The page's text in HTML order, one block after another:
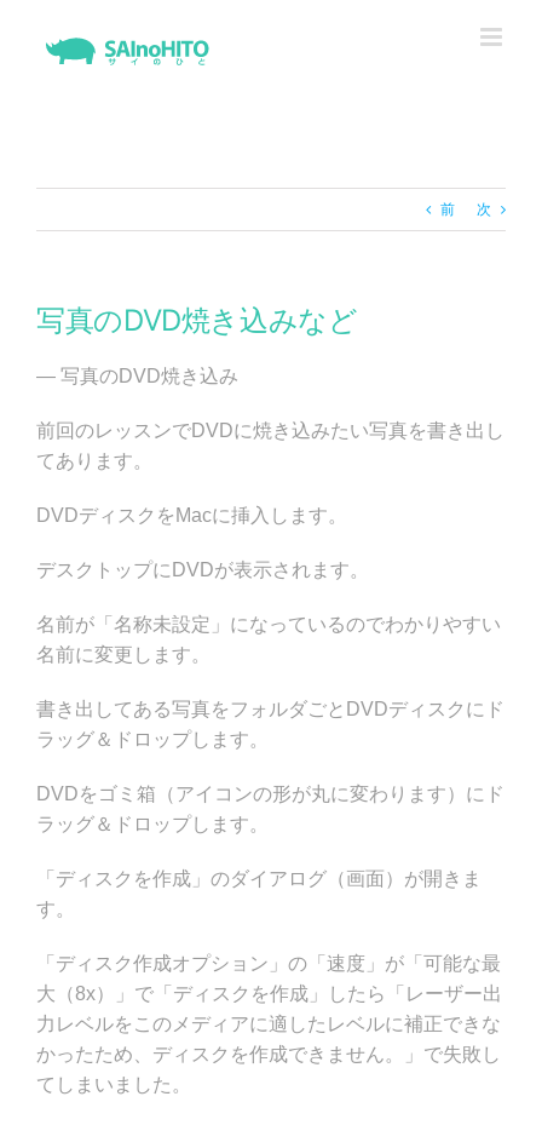
前 次
写真のDVD焼き込みなど
— 写真のDVD焼き込み
前回のレッスンでDVDに焼き込みたい写真を書き出し
てあります。
DVDディスクをMacに挿入します。
デスクトップにDVDが表示されます。
名前が「名称未設定」になっているのでわかりやすい
名前に変更します。
書き出してある写真をフォルダごとDVDディスクにド
ラッグ＆ドロップします。
DVDをゴミ箱（アイコンの形が丸に変わります）にド
ラッグ＆ドロップします。
「ディスクを作成」のダイアログ（画面）が開きま
す。
「ディスク作成オプション」の「速度」が「可能な最
大（8x）」で「ディスクを作成」したら「レーザー出
力レベルをこのメディアに適したレベルに補正できな
かったため、ディスクを作成できません。」で失敗し
てしまいました。